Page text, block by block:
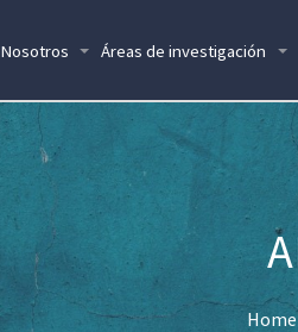
Nosotros Áreas de investigación
Home